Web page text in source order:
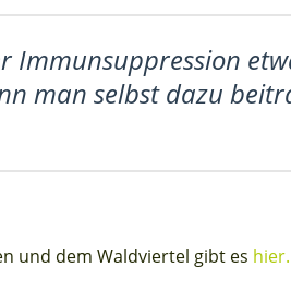
Immunsuppression
man selbst dazu
und dem Waldviertel gibt es